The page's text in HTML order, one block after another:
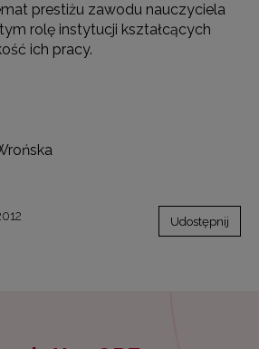
prestiżu zawodu nauczyciela
rolę instytucji kształcących
ich pracy.
Udostępnij